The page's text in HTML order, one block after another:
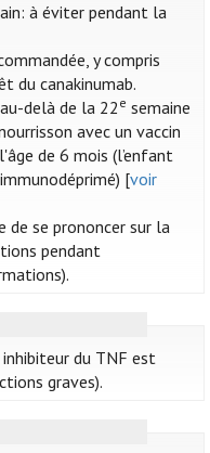
à éviter pendant la
y compris
du canakinumab.
delà de la 22 e semaine
avec un vaccin
de 6 mois (l’enfant
[voir
se prononcer sur la
pendant
du TNF est
graves).